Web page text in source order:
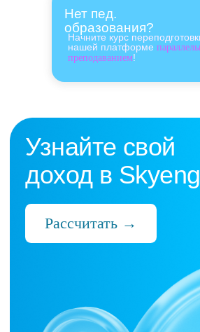
Начните курс
нашей платформе
преподаванием!
Нет пед.
образования?
Нас выбрали 10
которые ценят:
Время
Готовые планы и материалы,
платформа с автопроверкой
поддержка 24/7 и никакой
Деньги
без штрафов и переработок,
условий и неприятных
Уважение к преподавателю и его